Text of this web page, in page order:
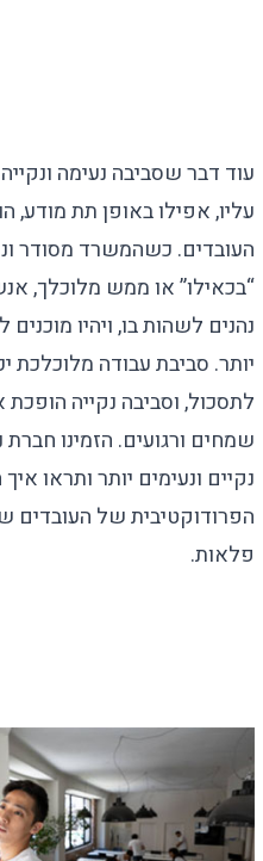
עוד דבר שסביבה נעימה
עליו, אפילו באופן תת מודע,
העובדים. כשהמשרד מסודר
“בכאילו” או ממש מלוכלך,
נהנים לשהות בו, ויהיו
יותר. סביבת עבודה מלוכלכת
לתסכול, וסביבה נקייה
שמחים ורגועים. הזמינוחברת
נקיים ונעימים יותר ותראו
הפרודוקטיבית של
פלאות.